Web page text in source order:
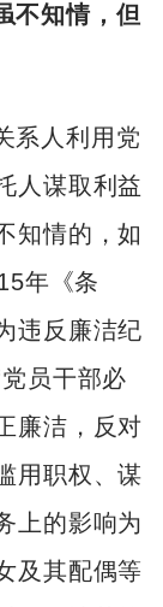
不知情，但
系人利用党
人谋取利益
知情的，如
年《条
违反廉洁纪
员干部必
廉洁，反对
用职权、谋
上的影响为
及其配偶等